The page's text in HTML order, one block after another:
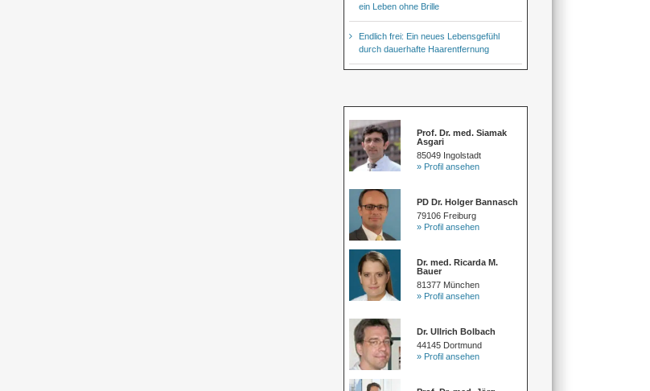
ein Leben ohne Brille
Endlich frei: Ein neues Lebensgefühl
durch dauerhafte Haarentfernung
Prof. Dr. med. Siamak
Asgari
85049 Ingolstadt
» Profil ansehen
PD Dr. Holger Bannasch
79106 Freiburg
» Profil ansehen
Dr. med. Ricarda M.
Bauer
81377 München
» Profil ansehen
Dr. Ullrich Bolbach
44145 Dortmund
» Profil ansehen